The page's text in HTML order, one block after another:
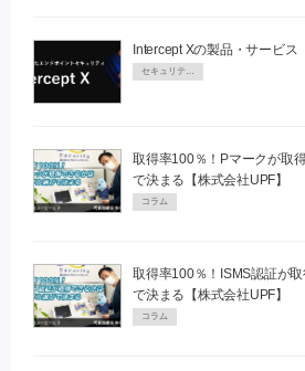
Intercept Xの製品・サービス
セキュリティPR
取得率100％！Pマークが取
で決まる【株式会社UPF】
コラム
取得率100％！ISMS認証が
で決まる【株式会社UPF】
コラム